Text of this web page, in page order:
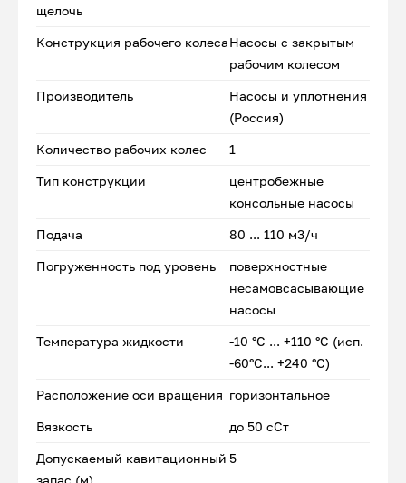
щелочь
Конструкция рабочего колесаНасосы с закрытым
рабочим колесом
Производитель
Насосы и уплотнения
(Россия)
Количество рабочих колес 1
Тип конструкции
центробежные
консольные насосы
Подача 80 ... 110 м3/ч
Погруженность под уровень
поверхностные
несамовсасывающие
насосы
Температура жидкости
-10 °С ... +110 °С (исп.
-60°С... +240 °С)
Расположение оси вращения горизонтальное
Вязкость до 50 сСт
Допускаемый кавитационный
запас (м)
5